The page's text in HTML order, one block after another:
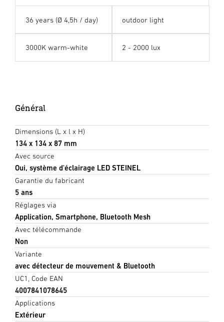
36 years (Ø 4,5h / day) outdoor light
3000K warm-white 2 - 2000 lux
Général
Dimensions (L x l x H)
134 x 134 x 87 mm
Avec source
Oui, système d'éclairage LED STEINEL
Garantie du fabricant
5 ans
Réglages via
Application, Smartphone, Bluetooth Mesh
Avec télécommande
Non
Variante
avec détecteur de mouvement & Bluetooth
UC1, Code EAN
4007841078645
Applications
Extérieur